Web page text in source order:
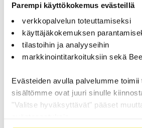
Parempi käyttökokemus evästeillä
verkkopalvelun toteuttamiseksi
käyttäjäkokemuksen
tilastoihin ja analyyseihin
markkinointitarkoituksiin sekä
Evästeiden avulla palvelumme toimii
sisältömme ovat juuri sinulle
"Valitse hyväksyttävät" pääset